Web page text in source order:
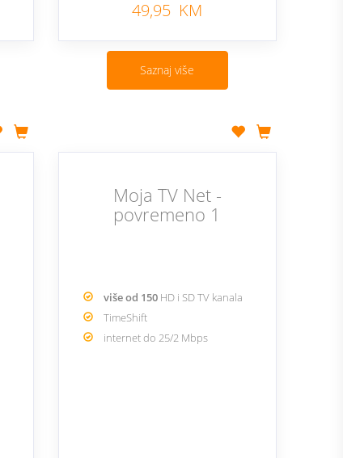
49,95 KM
Saznaj više
Moja TV Net -
povremeno 1
više od 150 HD i SD TV kanala
TimeShift
internet do 25/2 Mbps